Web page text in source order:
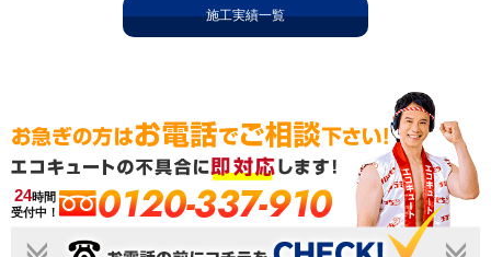
施工実績一覧
24時間
受付中！
0120-337-910